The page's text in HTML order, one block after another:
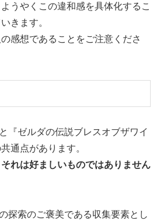
うやくこの違和感を具体化するこ
きます。
感想であることをご注意くださ
『ゼルダの伝説ブレスオブザワイ
通点があります。
れは好ましいものではありません
探索のご褒美である収集要素とし